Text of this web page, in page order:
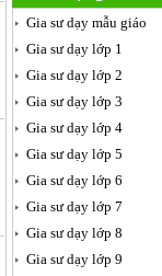
Gia sư dạy mẫu giáo
Gia sư dạy lớp 1
Gia sư dạy lớp 2
Gia sư dạy lớp 3
Gia sư dạy lớp 4
Gia sư dạy lớp 5
Gia sư dạy lớp 6
Gia sư dạy lớp 7
Gia sư dạy lớp 8
Gia sư dạy lớp 9